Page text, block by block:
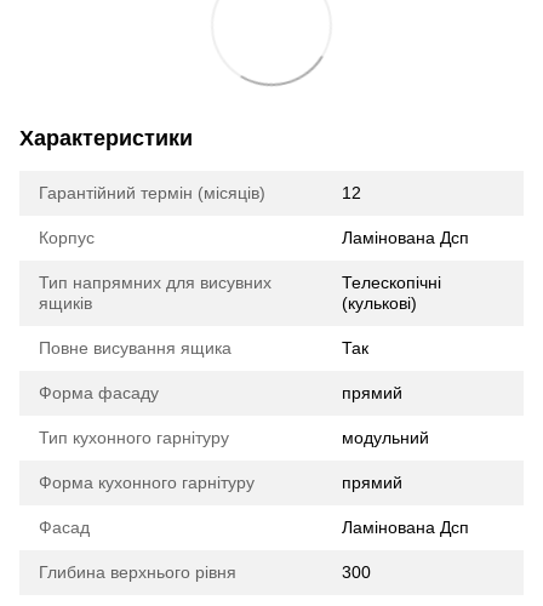
Характеристики
Гарантійний термін (місяців) 12
Корпус Ламінована Дсп
Тип напрямних для висувних
ящиків
Телескопічні
(кулькові)
Повне висування ящика Так
Форма фасаду прямий
Тип кухонного гарнітуру модульний
Форма кухонного гарнітуру прямий
Фасад Ламінована Дсп
Глибина верхнього рівня 300